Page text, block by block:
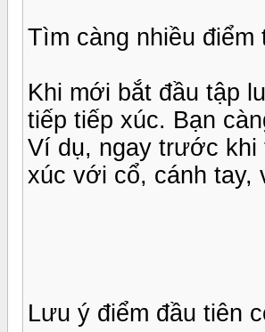
Tìm càng nhiều điểm
Khi mới bắt đầu tập
tiếp tiếp xúc. Bạn
Ví dụ, ngay trước khi
xúc với cổ, cánh tay,
Lưu ý điểm đầu tiên